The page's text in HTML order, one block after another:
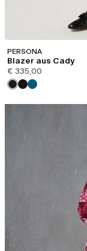
PERSONA
Blazer aus Cady
€ 335,00